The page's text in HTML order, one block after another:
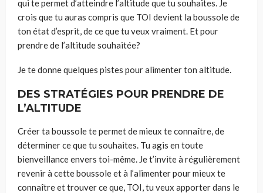
qui te permet d’atteindre l’altitude que tu souhaites. Je
crois que tu auras compris que TOI devient la boussole de
ton état d’esprit, de ce que tu veux vraiment. Et pour
prendre de l’altitude souhaitée?
Je te donne quelques pistes pour alimenter ton altitude.
DES STRATÉGIES POUR PRENDRE DE
L’ALTITUDE
Créer ta boussole te permet de mieux te connaître, de
déterminer ce que tu souhaites. Tu agis en toute
bienveillance envers toi-même. Je t’invite à régulièrement
revenir à cette boussole et à l’alimenter pour mieux te
connaître et trouver ce que, TOI, tu veux apporter dans le